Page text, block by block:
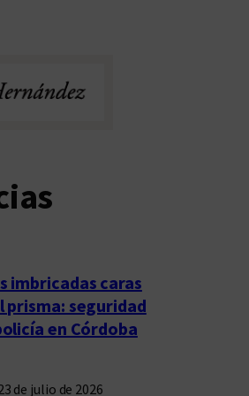
imbricadas caras
prisma: seguridad
policía en Córdoba
de julio de 2026